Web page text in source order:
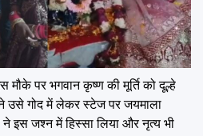
मौके पर भगवान कृष्ण की मूर्ति को दूल्हे
उसे गोद में लेकर स्टेज पर जयमाला
इस जश्न में हिस्सा लिया और नृत्य भी